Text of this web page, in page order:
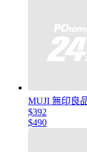
MUJI 無印良
$392
$490